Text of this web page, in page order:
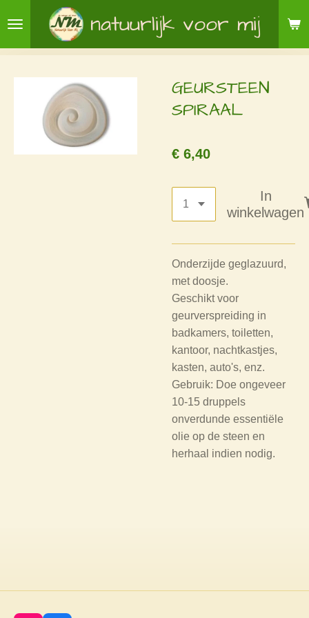
direct
naar
hoofdinhoud
natuurlijk voor mij
GEURSTEEN
SPIRAAL
€ 6,40
In
winkelwagen
Onderzijde geglazuurd,
met doosje.
Geschikt voor
geurverspreiding in
badkamers, toiletten,
kantoor, nachtkastjes,
kasten, auto's, enz.
Gebruik: Doe ongeveer
10-15 druppels
onverdunde essentiële
olie op de steen en
herhaal indien nodig.